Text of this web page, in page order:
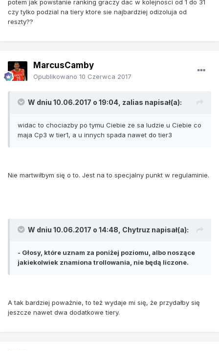
potem jak powstanie ranking graczy dac w kolejnosci od 1 do 31
czy tylko podzial na tiery ktore sie najbardziej odizoluja od
reszty??
MarcusCamby
Opublikowano 10 Czerwca 2017
W dniu 10.06.2017 o 19:04, zalias napisał(a):
widac to chociazby po tymu Ciebie ze sa ludzie u Ciebie co
maja Cp3 w tier1, a u innych spada nawet do tier3
Nie martwiłbym się o to. Jest na to specjalny punkt w regulaminie.
W dniu 10.06.2017 o 14:48, Chytruz napisał(a):
- Głosy, które uznam za poniżej poziomu, albo noszące
jakiekolwiek znamiona trollowania, nie będą liczone.
A tak bardziej poważnie, to też wydaje mi się, że przydałby się
jeszcze nawet dwa dodatkowe tiery.